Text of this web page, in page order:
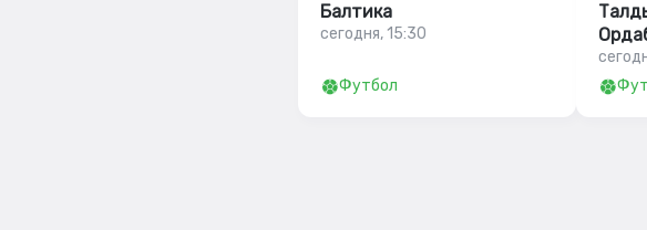
Балтика
сегодня, 15:30
Футбол